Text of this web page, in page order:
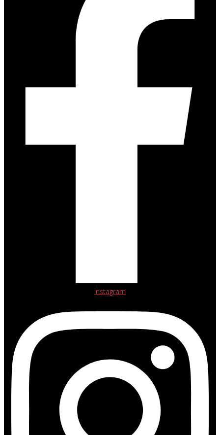
Instagram